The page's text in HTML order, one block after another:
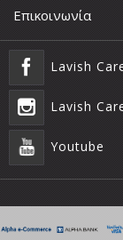
Επικοινωνία
Lavish
Lavish
Youtube